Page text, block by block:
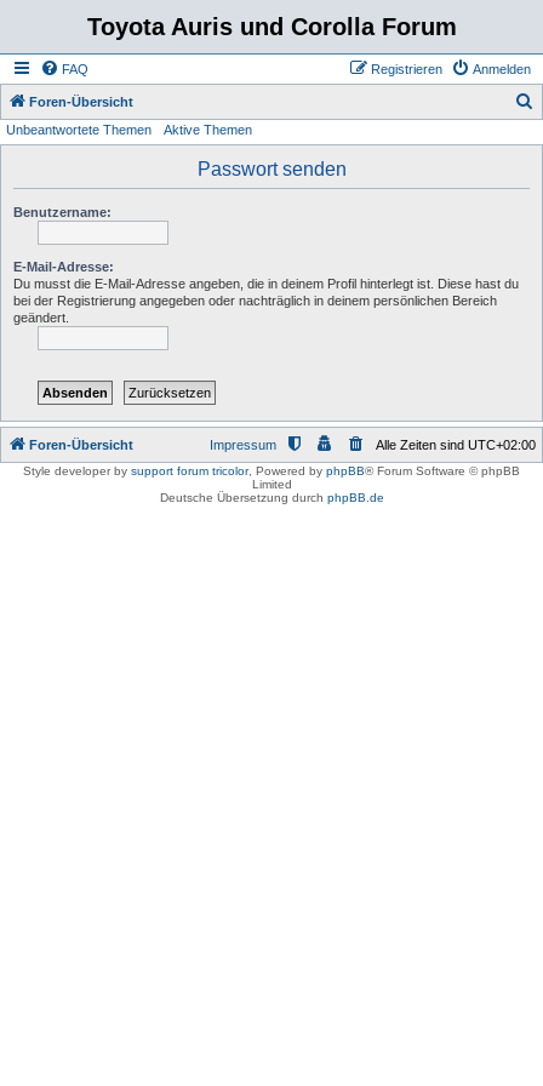
Toyota Auris und Corolla Forum
FAQ Anmelden
Registrieren
Foren-Übersicht
Unbeantwortete Themen Aktive Themen
Passwort senden
Benutzername:
E-Mail-Adresse:
Du musst die E-Mail-Adresse angeben, die in deinem Profil hinterlegt ist. Diese hast du
bei der Registrierung angegeben oder nachträglich in deinem persönlichen Bereich
geändert.
Foren-Übersicht Alle Zeiten sind UTC+02:00
Impressum
Style developer by support forum tricolor, Powered by phpBB® Forum Software © phpBB
Limited
Deutsche Übersetzung durch phpBB.de